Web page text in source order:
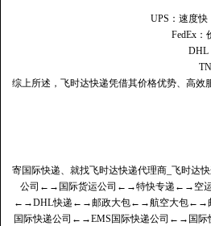
UPS：速度
FedEx
DHL
综上所述，飞时达快递凭借其价格优势、高
寄国际快递、就找飞时达快递代理商_飞时达
公司 ←→ 国际货运公司 ←→特快专递 ←→ 空
←→DHL快递 ←→邮政大包←→航空大包←→
国际快递公司 ←→EMS国际快递公司 ←→ 国际